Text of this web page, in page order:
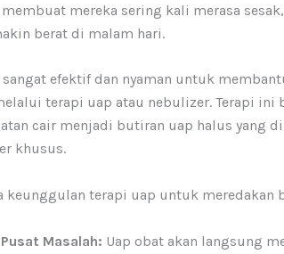
mereka sering kali merasa
berat di malam hari.
efektif dan nyaman untuk
terapi uap atau nebulizer. Terapi ini
cair menjadi butiran uap halus yang
khusus.
keunggulan terapi uap untuk meredakan
Masalah: Uap obat akan langsung